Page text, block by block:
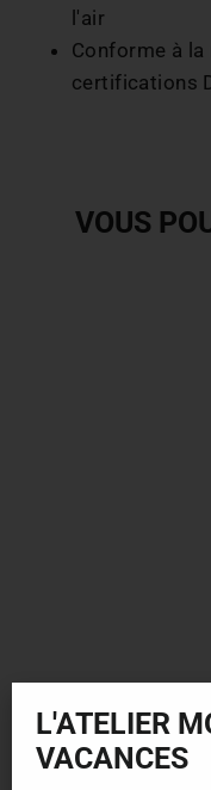
l'air
Conforme à
certifications
VOUS
$339.99
L'ATELIER
VACANCES